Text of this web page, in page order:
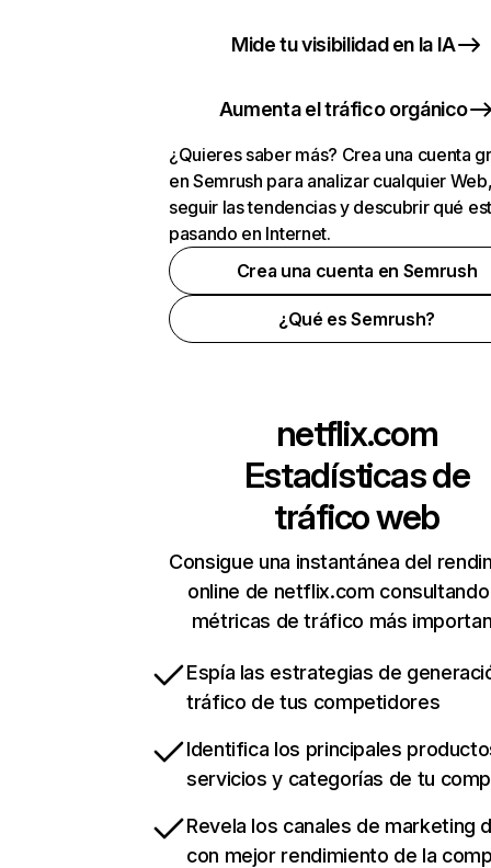
Mide tu visibilidad en la IA
Aumenta el tráfico orgánico
¿Quieres saber más? Crea una cuenta
en Semrush para analizar cualquier
seguir las tendencias y descubrir qué
pasando en Internet.
Crea una cuenta en Semrush
¿Qué es Semrush?
netflix.com
Estadísticas de
tráfico web
Consigue una instantánea del
online de netflix.com
métricas de tráfico más
Espía las estrategias de
tráfico de tus competidores
Identifica los principales
servicios y categorías de tu
Revela los canales de marketing
con mejor rendimiento de la